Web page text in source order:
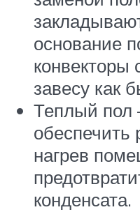
основание
конвекторы
завесу как
Теплый пол
нагрев
конденсата.